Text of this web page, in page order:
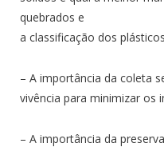
quebrados e
a classificação dos plásticos
– A importância da coleta
vivência para minimizar os
– A importância da